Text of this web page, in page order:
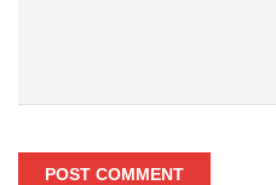
POST COMMENT